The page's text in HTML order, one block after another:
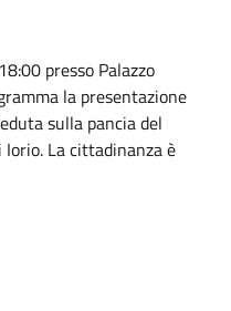
presso Palazzo
la presentazione
sulla pancia del
La cittadinanza è